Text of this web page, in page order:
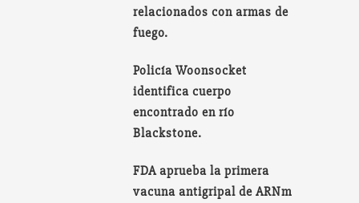
relacionados con armas de
fuego.
Policía Woonsocket
identifica cuerpo
encontrado en río
Blackstone.
FDA aprueba la primera
vacuna antigripal de ARNm